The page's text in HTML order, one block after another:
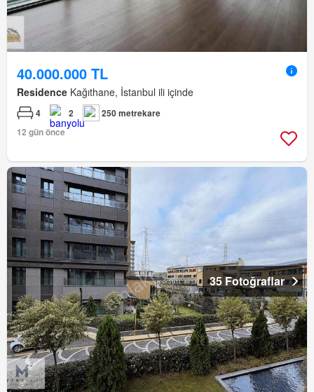
40.000.000 TL
Residence Kağıthane, İstanbul ili içinde
4 2
250 metrekare
12 gün önce
35 Fotoğraflar